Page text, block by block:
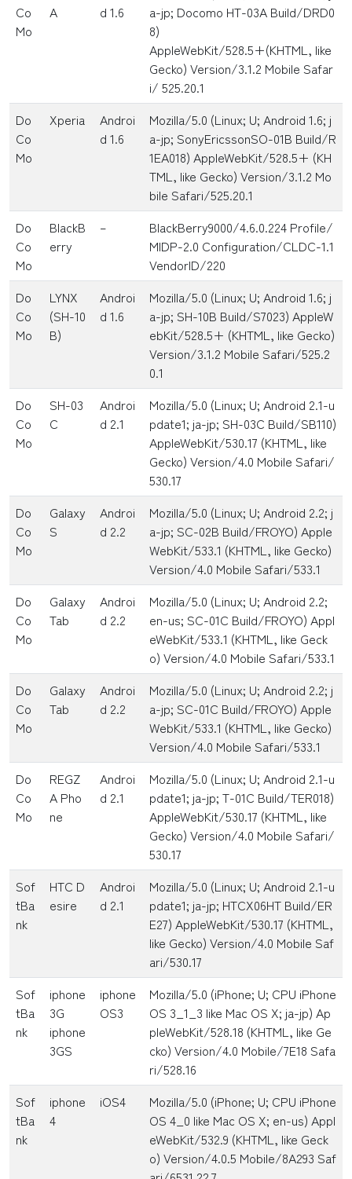
Co
Mo
A
d 1.6
a-jp; Docomo HT-03A Build/DRD0
8)
AppleWebKit/528.5+(KHTML, like
Gecko) Version/3.1.2 Mobile Safar
i/ 525.20.1
Do
Co
Mo
Xperia
Androi
d 1.6
Mozilla/5.0 (Linux; U; Android 1.6; j
a-jp; SonyEricssonSO-01B Build/R
1EA018) AppleWebKit/528.5+ (KH
TML, like Gecko) Version/3.1.2 Mo
bile Safari/525.20.1
Do
Co
Mo
BlackB
erry
–
BlackBerry9000/4.6.0.224 Profile/
MIDP-2.0 Configuration/CLDC-1.1
VendorID/220
Do
Co
Mo
LYNX
(SH-10
B)
Androi
d 1.6
Mozilla/5.0 (Linux; U; Android 1.6; j
a-jp; SH-10B Build/S7023) AppleW
ebKit/528.5+ (KHTML, like Gecko)
Version/3.1.2 Mobile Safari/525.2
0.1
Do
Co
Mo
SH-03
C
Androi
d 2.1
Mozilla/5.0 (Linux; U; Android 2.1-u
pdate1; ja-jp; SH-03C Build/SB110)
AppleWebKit/530.17 (KHTML, like
Gecko) Version/4.0 Mobile Safari/
530.17
Do
Co
Mo
Galaxy
S
Androi
d 2.2
Mozilla/5.0 (Linux; U; Android 2.2; j
a-jp; SC-02B Build/FROYO) Apple
WebKit/533.1 (KHTML, like Gecko)
Version/4.0 Mobile Safari/533.1
Do
Co
Mo
Galaxy
Tab
Androi
d 2.2
Mozilla/5.0 (Linux; U; Android 2.2;
en-us; SC-01C Build/FROYO) Appl
eWebKit/533.1 (KHTML, like Geck
o) Version/4.0 Mobile Safari/533.1
Do
Co
Mo
Galaxy
Tab
Androi
d 2.2
Mozilla/5.0 (Linux; U; Android 2.2; j
a-jp; SC-01C Build/FROYO) Apple
WebKit/533.1 (KHTML, like Gecko)
Version/4.0 Mobile Safari/533.1
Do
Co
Mo
REGZ
A Pho
ne
Androi
d 2.1
Mozilla/5.0 (Linux; U; Android 2.1-u
pdate1; ja-jp; T-01C Build/TER018)
AppleWebKit/530.17 (KHTML, like
Gecko) Version/4.0 Mobile Safari/
530.17
Sof
tBa
nk
HTC D
esire
Androi
d 2.1
Mozilla/5.0 (Linux; U; Android 2.1-u
pdate1; ja-jp; HTCX06HT Build/ER
E27) AppleWebKit/530.17 (KHTML,
like Gecko) Version/4.0 Mobile Saf
ari/530.17
Sof
tBa
nk
iphone
3G
iphone
3GS
iphone
OS3
Mozilla/5.0 (iPhone; U; CPU iPhone
OS 3_1_3 like Mac OS X; ja-jp) Ap
pleWebKit/528.18 (KHTML, like Ge
cko) Version/4.0 Mobile/7E18 Safa
ri/528.16
Sof
tBa
nk
iphone
4
iOS4
Mozilla/5.0 (iPhone; U; CPU iPhone
OS 4_0 like Mac OS X; en-us) Appl
eWebKit/532.9 (KHTML, like Geck
o) Version/4.0.5 Mobile/8A293 Saf